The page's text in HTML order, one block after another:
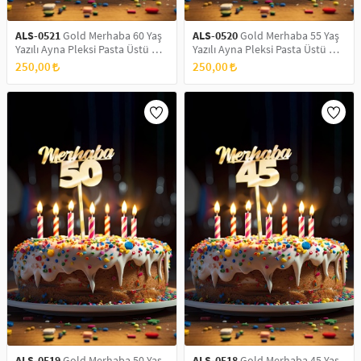
ALS-0521Gold Merhaba 60 Yaş
Yazılı Ayna Pleksi Pasta Üstü &
Doğum Günü Partisi & Pleksi
Pasta Süsü
250,00
ALS-0520Gold Merhaba 55 Yaş
Yazılı Ayna Pleksi Pasta Üstü &
Doğum Günü Partisi & Pleksi
Pasta Süsü
250,00